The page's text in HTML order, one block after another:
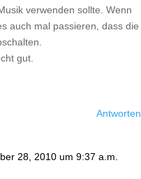
verwenden sollte. Wenn
auch mal passieren, dass die
gut.
Antworten
28, 2010 um 9:37 a.m.